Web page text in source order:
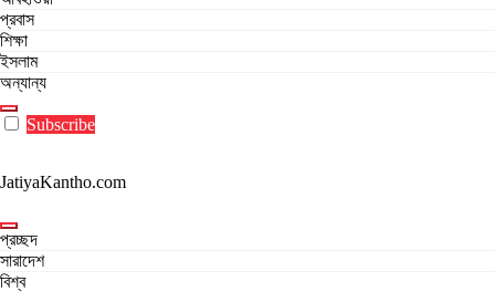
প্রবাস
শিক্ষা
ইসলাম
অন্যান্য
Subscribe
JatiyaKantho.com
প্রচ্ছদ
সারাদেশ
বিশ্ব